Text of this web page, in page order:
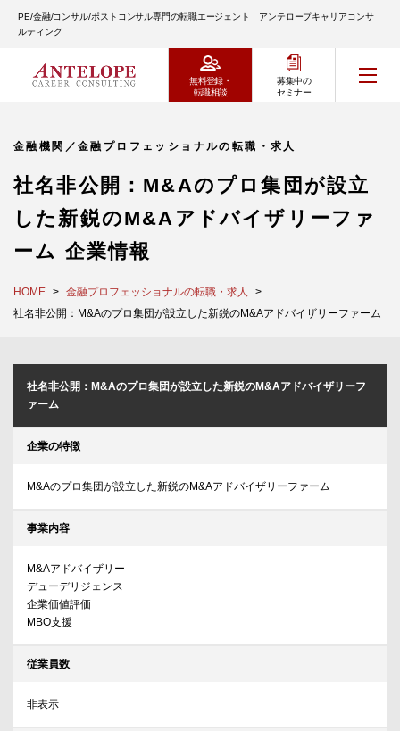
PE/金融/コンサル/ポストコンサル専門の転職エージェント アンテロープキャリアコンサ
ルティング
無料登録・
転職相談
募集中の
セミナー
金融機関／金融プロフェッショナルの転職・求人
社名非公開：M&Aのプロ集団が設立
した新鋭のM&Aアドバイザリーファ
ーム 企業情報
HOME
金融プロフェッショナルの転職・求人
社名非公開：M&Aのプロ集団が設立した新鋭のM&Aアドバイザリーファーム
社名非公開：M&Aのプロ集団が設立した新鋭のM&Aアドバイザリーフ
ァーム
企業の特徴
M&Aのプロ集団が設立した新鋭のM&Aアドバイザリーファーム
事業内容
M&Aアドバイザリー
デューデリジェンス
企業価値評価
MBO支援
従業員数
非表示